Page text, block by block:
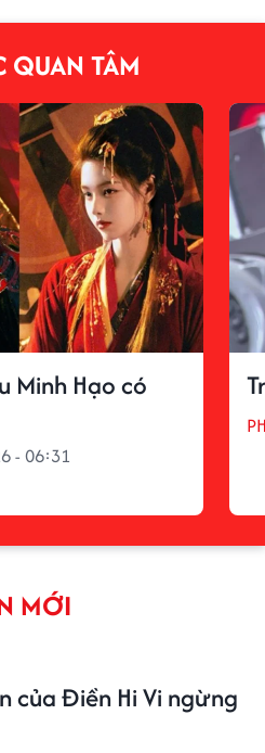
TÂM
Minh Hạo có
- 06:31
MỚI
của Điền Hi Vi ngừng